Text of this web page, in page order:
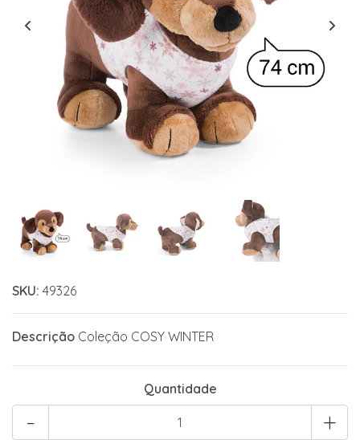
SKU: 49326
Descrição Coleção COSY WINTER
Quantidade
+
-